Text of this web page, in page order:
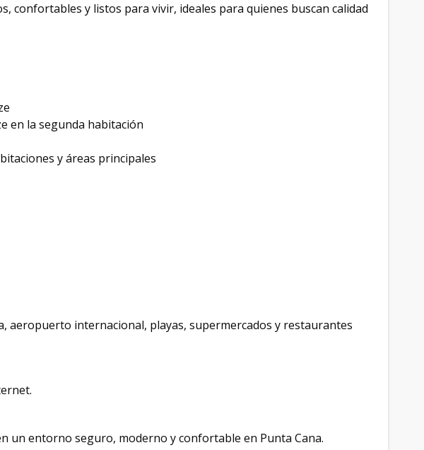
confortables y listos para vivir, ideales para quienes buscan calidad
en la segunda habitación
y áreas principales
aeropuerto internacional, playas, supermercados y restaurantes
un entorno seguro, moderno y confortable en Punta Cana.